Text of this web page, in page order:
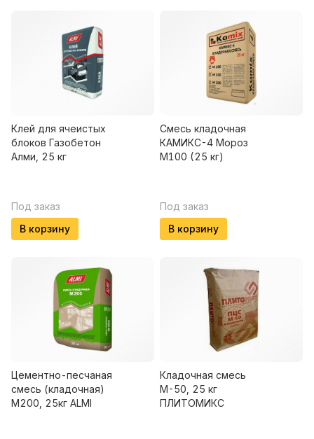
Клей для ячеистых
блоков Газобетон
Алми, 25 кг
Под заказ
В корзину
Смесь кладочная
КАМИКС-4 Мороз
М100 (25 кг)
Под заказ
В корзину
Цементно-песчаная
смесь (кладочная)
М200, 25кг ALMI
Кладочная смесь
М-50, 25 кг
ПЛИТОМИКС